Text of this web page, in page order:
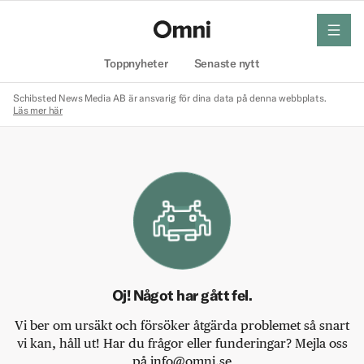
Toppnyheter Senaste nytt
meny
Schibsted News Media AB är ansvarig för dina data på denna webbplats.
Läs mer här
Oj! Något har gått fel.
Vi ber om ursäkt och försöker åtgärda problemet så snart
vi kan, håll ut! Har du frågor eller funderingar? Mejla oss